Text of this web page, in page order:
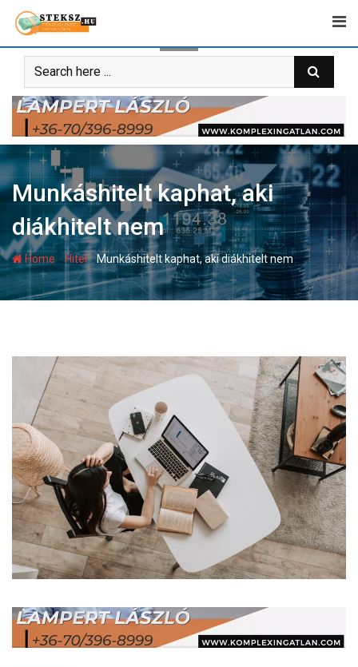
content
Munkáshitelt kaphat, aki
diákhitelt nem
Home -Hitel-Munkáshitelt kaphat, aki diákhitelt nem